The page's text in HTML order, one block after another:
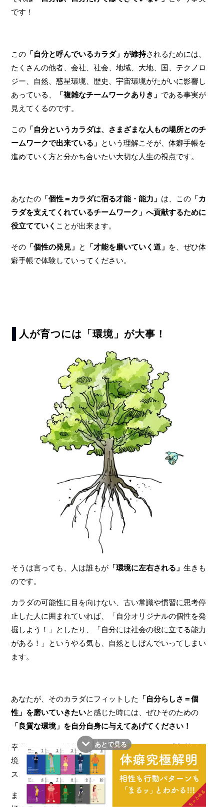
です！
この 「自分と呼んでいるカラダ」が維持されるためには、
たくさんの他者、会社、社会、地域、大地、国、テクノロ
ジー、自然、惑星環境、歴史、宇宙環境がたがいに影響し
あっている、
「複雑なチームワークありき」 である事実が
見えてくるのです。
この 「自分というカラダは、さまざまな人もの場所とのチ
ームワークで出来ている」 という理解こそが、体癖手帳を
進めていく方と分かち合いたい大切な人生の視点です。
あなたの 「個性＝カラダに宿る才能・能力」 は、この 「カ
ラダを支えてくれているチームワーク」へ貢献するために
役立てていく ことが出来ます。
その 「個性の発見」 と 「才能を磨いていく道」 を、ぜひ体
癖手帳で体験していってください。
人が育つには「環境」が大事！
そうは言っても、人は誰もが 「環境に左右される」生きも
のです。
カラダの可能性に目を向けない、古い常識や慣習に思考停
止した人に囲まれていれば、「自分オリジナルの個性を発
掘しよう！」としたり、「自分には社会の役に立てる能力
がある！」というやる気も、自然としぼんでいってしまい
ます。
あなたが、そのカラダにフィットした
「自分らしさ＝個
性」を磨いていきたいと感じた時には、ぜひそのための
「良質な環境」を自分自身に与えてあげてください！
幸運なことに、現代は工夫しだいでいくらでも「良質な環
境」を創ることが可能な時代です！そんなにお金や時間コ
ストをかける必要はありません。
まずは 「自分にとって、本当に必要なものは何か？」を見
あとで見る